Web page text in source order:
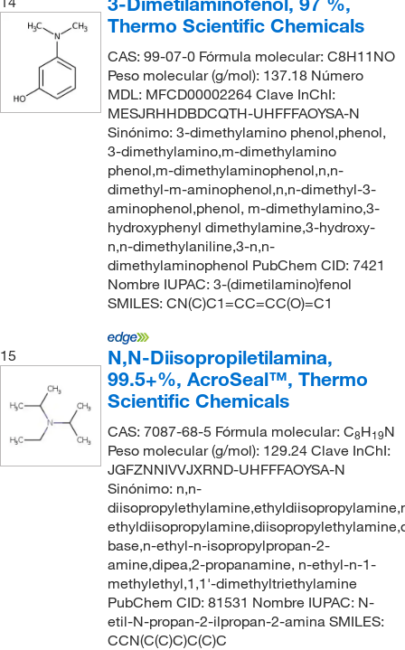
Thermo Scientific Chemicals
CAS: 99-07-0 Fórmula molecular: C8H11NO
Peso molecular (g/mol): 137.18 Número
MDL: MFCD00002264 Clave InChI:
MESJRHHDBDCQTH-UHFFFAOYSA-N
Sinónimo: 3-dimethylamino phenol,phenol,
3-dimethylamino,m-dimethylamino
phenol,m-dimethylaminophenol,n,n-
dimethyl-m-aminophenol,n,n-dimethyl-3-
aminophenol,phenol, m-dimethylamino,3-
hydroxyphenyl dimethylamine,3-hydroxy-
n,n-dimethylaniline,3-n,n-
dimethylaminophenol PubChem CID: 7421
Nombre IUPAC: 3-(dimetilamino)fenol
SMILES: CN(C)C1=CC=CC(O)=C1
15
N,N-Diisopropiletilamina,
99.5+%, AcroSeal™, Thermo
Scientific Chemicals
CAS: 7087-68-5 Fórmula molecular: C8H19N
Peso molecular (g/mol): 129.24 Clave InChI:
JGFZNNIVVJXRND-UHFFFAOYSA-N
Sinónimo: n,n-
base,n-ethyl-n-isopropylpropan-2-
amine,dipea,2-propanamine, n-ethyl-n-1-
methylethyl,1,1'-dimethyltriethylamine
PubChem CID: 81531 Nombre IUPAC: N-
etil-N-propan-2-ilpropan-2-amina SMILES:
CCN(C(C)C)C(C)C